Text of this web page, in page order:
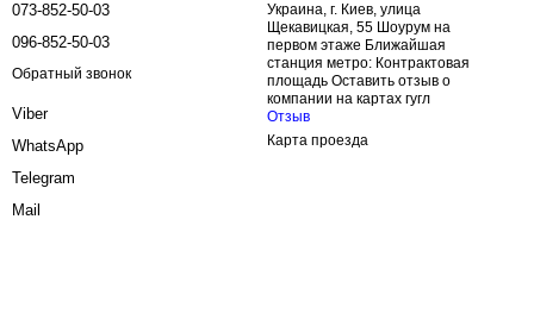
073-852-50-03
096-852-50-03
Обратный звонок
Viber
WhatsApp
Telegram
Mail
Украина, г. Киев, улица
Щекавицкая, 55 Шоурум на
первом этаже Ближайшая
станция метро: Контрактовая
площадь Оставить отзыв о
компании на картах гугл
Отзыв
Карта проезда